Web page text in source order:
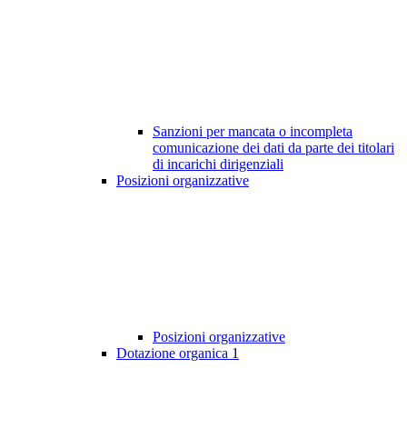
Sanzioni per mancata o incompleta
comunicazione dei dati da parte dei titolari
di incarichi dirigenziali
Posizioni organizzative
Posizioni organizzative
Dotazione organica 1